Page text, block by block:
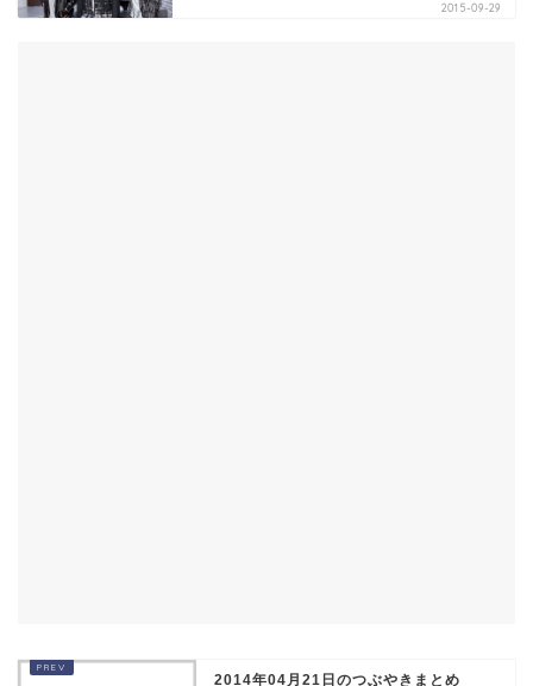
2015-09-29
2014年04月21日のつぶやきまとめ